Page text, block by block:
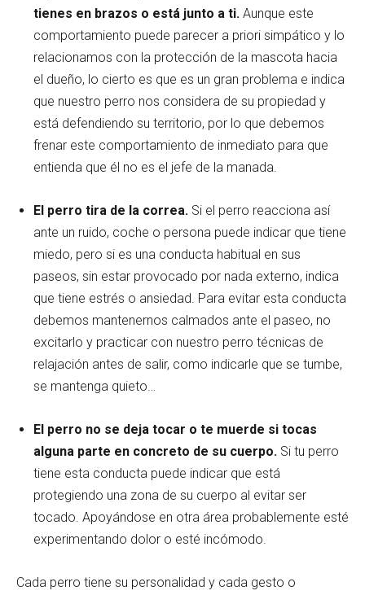
tienes en brazos o está junto a ti. Aunque este
comportamiento puede parecer a priori simpático y lo
relacionamos con la protección de la mascota hacia
el dueño, lo cierto es que es un gran problema e indica
que nuestro perro nos considera de su propiedad y
está defendiendo su territorio, por lo que debemos
frenar este comportamiento de inmediato para que
entienda que él no es el jefe de la manada.
El perro tira de la correa. Si el perro reacciona así
ante un ruido, coche o persona puede indicar que tiene
miedo, pero si es una conducta habitual en sus
paseos, sin estar provocado por nada externo, indica
que tiene estrés o ansiedad. Para evitar esta conducta
debemos mantenernos calmados ante el paseo, no
excitarlo y practicar con nuestro perro técnicas de
relajación antes de salir, como indicarle que se tumbe,
se mantenga quieto…
El perro no se deja tocar o te muerde si tocas
alguna parte en concreto de su cuerpo. Si tu perro
tiene esta conducta puede indicar que está
protegiendo una zona de su cuerpo al evitar ser
tocado. Apoyándose en otra área probablemente esté
experimentando dolor o esté incómodo.
Cada perro tiene su personalidad y cada gesto o